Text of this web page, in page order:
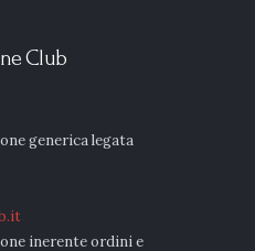
Club
generica legata
inerente ordini e